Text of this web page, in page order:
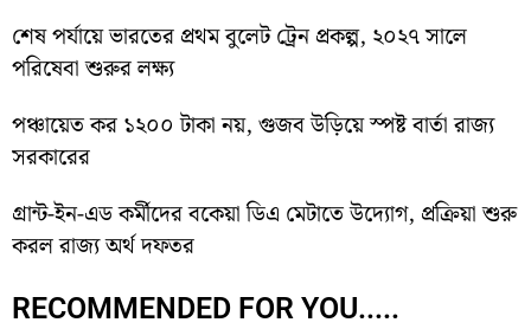
শেষ পর্যায়ে ভারতের প্রথম বুলেট ট্রেন প্রকল্প, ২০২৭ সালে
পরিষেবা শুরুর লক্ষ্য
পঞ্চায়েত কর ১২০০ টাকা নয়, গুজব উড়িয়ে স্পষ্ট বার্তা রাজ্য
সরকারের
গ্রান্ট-ইন-এড কর্মীদের বকেয়া ডিএ মেটাতে উদ্যোগ, প্রক্রিয়া শুরু
করল রাজ্য অর্থ দফতর
RECOMMENDED FOR YOU.....